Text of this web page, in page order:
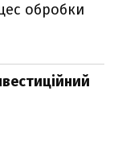
обробки